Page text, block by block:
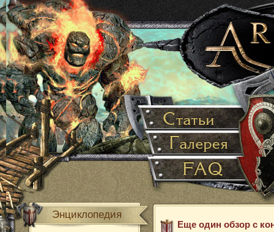
Энциклопедия
Еще один обзор с